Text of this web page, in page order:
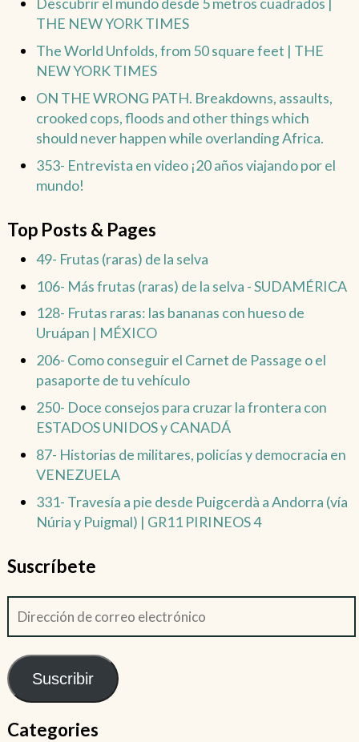
THE NEW YORK TIMES
The World Unfolds, from 50 square feet | THE
NEW YORK TIMES
ON THE WRONG PATH. Breakdowns, assaults,
crooked cops, floods and other things which
should never happen while overlanding Africa.
353- Entrevista en video ¡20 años viajando por el
mundo!
Top Posts & Pages
49- Frutas (raras) de la selva
106- Más frutas (raras) de la selva - SUDAMÉRICA
128- Frutas raras: las bananas con hueso de
Uruápan | MÉXICO
206- Como conseguir el Carnet de Passage o el
pasaporte de tu vehículo
250- Doce consejos para cruzar la frontera con
ESTADOS UNIDOS y CANADÁ
87- Historias de militares, policías y democracia en
VENEZUELA
331- Travesía a pie desde Puigcerdà a Andorra (vía
Núria y Puigmal) | GR11 PIRINEOS 4
Suscríbete
Suscribir
Categories